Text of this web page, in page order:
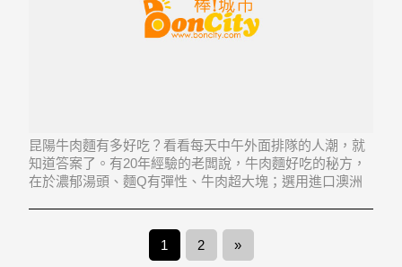
昆陽牛肉麵有多好吃？看看每天中午外面排隊的人潮，就
知道答案了。有20年經驗的老闆說，牛肉麵好吃的秘方，
在於濃郁湯頭、麵Q有彈性、牛肉超大塊；選用進口澳洲
椒，也是別處買不到的，香辣帶勁，真是過癮！ 紅燒
1 2 »